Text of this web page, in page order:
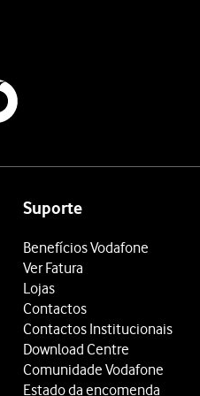
Suporte
Benefícios Vodafone
Ver Fatura
Lojas
Contactos
Contactos Institucionais
Download Centre
Comunidade Vodafone
Estado da encomenda